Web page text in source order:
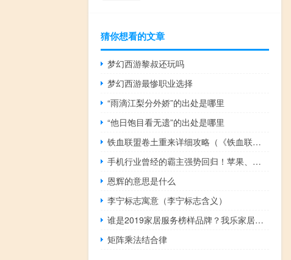
猜你想看的文章
梦幻西游黎叔还玩吗
梦幻西游最惨职业选择
“雨滴江梨分外娇”的出处是哪里
“他日饱目看无遗”的出处是哪里
铁血联盟卷土重来详细攻略（《铁血联盟：卷土重来》装备和属性图文修改攻略）
手机行业曾经的霸主强势回归！苹果、华为劲敌来了！
恩辉的意思是什么
李宁标志寓意（李宁标志含义）
谁是2019家居服务榜样品牌？我乐家居再登权威媒体调查荣誉榜单
矩阵乘法结合律